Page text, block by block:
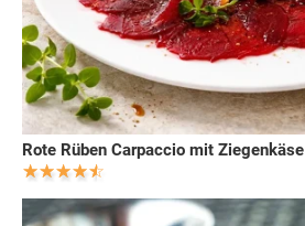
Rote Rüben Carpaccio mit Ziegenkäse